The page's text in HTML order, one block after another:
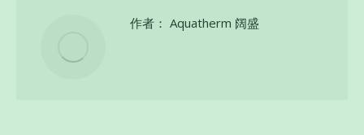
作者： Aquatherm 阔盛